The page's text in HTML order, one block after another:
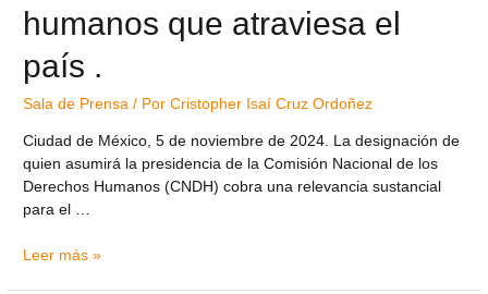
humanos que atraviesa el
país .
Sala de Prensa / PorCristopher Isaí Cruz Ordoñez
Ciudad de México, 5 de noviembre de 2024. La designación de
quien asumirá la presidencia de la Comisión Nacional de los
Derechos Humanos (CNDH) cobra una relevancia sustancial
para el …
Leer más »